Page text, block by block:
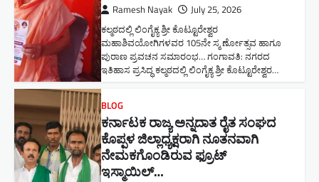
Ramesh Nayak July 25, 2026
ಕಲ್ಮಠದಲ್ಲಿ ಲಿಂಗೈಕ್ಯ ಶ್ರೀ ಕೊಟ್ಟೂರೇಶ್ವರ
ಮಹಾಶಿವಯೋಗಿಗಳವರ 105ನೇ ಸ್ಮ ರ್ಣೋತ್ಸವ ಹಾಗೂ
ಪುರಾಣ ಪ್ರವಚನ ಸಮಾರಂಭ​… ಗಂಗಾವತಿ: ನಗರದ
ಇತಿಹಾಸ ಪ್ರಸಿದ್ಧ ಕಲ್ಮಠದಲ್ಲಿ ಲಿಂಗೈಕ್ಯ ಶ್ರೀ ಕೊಟ್ಟೂರೇಶ್ವರ…
BLOG
ಕರ್ನಾಟಕ ರಾಜ್ಯ ಅನ್ನದಾತ ರೈತ ಸಂಘದ
ಕೊಪ್ಪಳ ಜಿಲ್ಲಾಧ್ಯಕ್ಷರಾಗಿ ನೂತನವಾಗಿ
ನೇಮಕಗೊಂಡಿರುವ ಫ್ರೂಟ್
ಇಸ್ಮಾಯಿಲ್…